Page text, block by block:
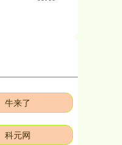
牛来了
科元网